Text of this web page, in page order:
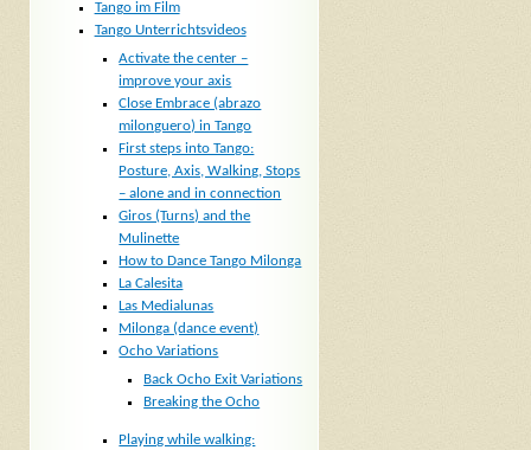
Tango im Film
Tango Unterrichtsvideos
Activate the center –
improve your axis
Close Embrace (abrazo
milonguero) in Tango
First steps into Tango:
Posture, Axis, Walking, Stops
– alone and in connection
Giros (Turns) and the
Mulinette
How to Dance Tango Milonga
La Calesita
Las Medialunas
Milonga (dance event)
Ocho Variations
Back Ocho Exit Variations
Breaking the Ocho
Playing while walking: